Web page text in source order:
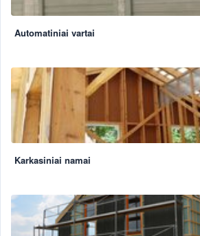
Automatiniai vartai
Karkasiniai namai